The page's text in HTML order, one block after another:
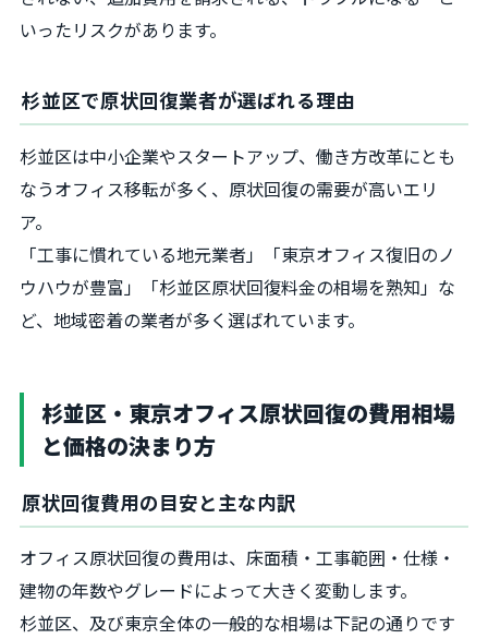
いったリスクがあります。
杉並区で原状回復業者が選ばれる理由
杉並区は中小企業やスタートアップ、働き方改革にとも
なうオフィス移転が多く、原状回復の需要が高いエリ
ア。
「工事に慣れている地元業者」「東京オフィス復旧のノ
ウハウが豊富」「杉並区原状回復料金の相場を熟知」な
ど、地域密着の業者が多く選ばれています。
杉並区・東京オフィス原状回復の費用相場
と価格の決まり方
原状回復費用の目安と主な内訳
オフィス原状回復の費用は、床面積・工事範囲・仕様・
建物の年数やグレードによって大きく変動します。
杉並区、及び東京全体の一般的な相場は下記の通りです